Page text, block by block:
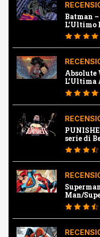
Batman
L’Ultimo
Absolute
L’Ultima
serie di
Man/
Marvel e